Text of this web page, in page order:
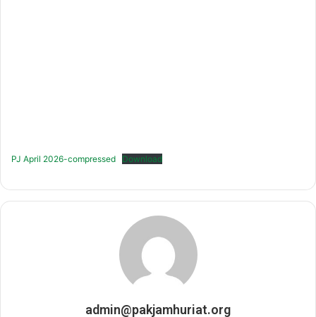
PJ April 2026-compressed Download
admin@pakjamhuriat.org